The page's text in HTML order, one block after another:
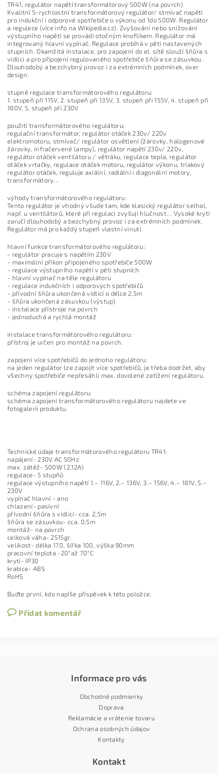
TR41, regulátor napětí transformátorový 500W (na povrch)
Kvalitní 5-rychlostní transformátorový regulátor/ stmívač napětí
pro indukční i odporové spotřebiče o výkonu od 1do 500W. Regulátor
a regulece (více info na Wikipedia.cz). Zvyšování nebo snižování
výstupního napětí se provádí otočným knoflíkem. Regulátor má
integrovaný hlavní vypínač. Regulace probíhá v pěti nastavených
stupních. Okamžitá instalace, pro zapojení do el. sítě slouží šňůra s
vidlici a pro připojení regulovaného spotřebiče šňůra se zásuvkou.
Dlouhodobý a bezchybný provoz i za extrémních podmínek, over
design.
stupně regulace transformátorového regulátoru:
1. stupeň při 115V, 2. stupeň při 135V, 3. stupeň při 155V, 4. stupeň při
180V, 5. stupeň při 230V
použití transformátorového regulátoru:
regulační transformátor, regulátor otáček 230v/ 220v
elektromotoru, stmívač/ regulátor osvětlení (žárovky, halogenové
žárovky, infračervené lampy), regulátor napětí 230v/ 220v,
regulátor otáček ventilátoru / větráku, regulace tepla, regulátor
otáček vrtačky, regulace otáček motoru, regulátor výkonu, triakový
regulátor otáček, reguluje axiální, radiální i diagonální motory,
transformátory...
výhody transformátorového regulátoru:
Tento regulátor je vhodný všude tam, kde klasický regulátor selhal,
např. u ventilátorů, které při regulaci zvyšují hlučnost… Vysoké krytí
zaručí dlouhodobý a bezchybný provoz i za extrémních podmínek.
Regulátor má pro každý stupeň vlastní vinutí.
hlavní funkce transformátorového regulátoru:
- regulátor pracuje s napětím 230V
- maximální příkon připojeného spotřebiče 500W
- regulace výstupního napětí v pěti stupních
- hlavní vypínač na těle regulátoru
- regulace indukčních i odporových spotřebičů
- přívodní šňůra ukončená vidlicí o délce 2,5m
- šňůra ukončená zásuvkou (výstup)
- instalace přístroje na povrch
- jednoduchá a rychlá montáž
instalace transformátorového regulátoru:
přístroj je určen pro montáž na povrch.
zapojení více spotřebičů do jednoho regulátoru:
na jeden regulátor lze zapojit více spotřebičů, je třeba dodržet, aby
všechny spotřebiče nepřesáhli max. dovolené zatížení regulátoru.
schéma zapojení regulátoru:
schéma zapojení transformátorového regulátoru najdete ve
fotogalerii produktu.
Technické údaje transformátorového regulátoru TR41:
napájení- 230V AC 50Hz
max. zátěž- 500W (2,12A)
regulace- 5 stupňů
regulace výstupního napětí 1.– 116V, 2.– 136V, 3.– 156V, 4.– 181V, 5.–
230V
vypínač hlavní - ano
chlazení- pasivní
přívodní šňůra s vidlicí- cca. 2,5m
šňůra se zásuvkou- cca. 0,5m
montáž- na povrch
celková váha- 2515gr.
velikost- délka 170, šířka 100, výška 90mm
pracovní teplota -20°až 70°C
krytí- IP30
krabice- ABS
RoHS
Buďte první, kdo napíše příspěvek k této položce.
Přidat komentář
Informace pro vás
Obchodné podmienky
Doprava
Reklamácie a vrátenie tovaru
Ochrana osobných údajov
Kontakty
Kontakt